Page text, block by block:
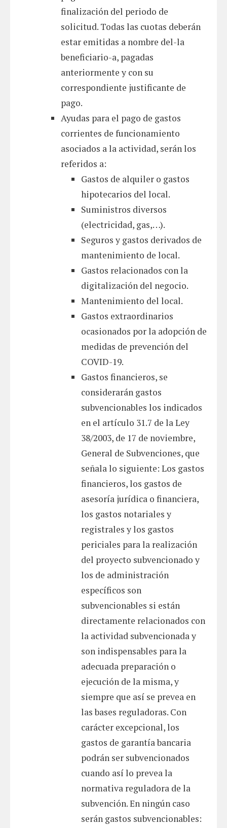
finalización del periodo de
solicitud. Todas las cuotas deberán
estar emitidas a nombre del-la
beneficiario-a, pagadas
anteriormente y con su
correspondiente justificante de
pago.
Ayudas para el pago de gastos
corrientes de funcionamiento
asociados a la actividad, serán los
referidos a:
Gastos de alquiler o gastos
hipotecarios del local.
Suministros diversos
(electricidad, gas,…).
Seguros y gastos derivados de
mantenimiento de local.
Gastos relacionados con la
digitalización del negocio.
Mantenimiento del local.
Gastos extraordinarios
ocasionados por la adopción de
medidas de prevención del
COVID-19.
Gastos financieros, se
considerarán gastos
subvencionables los indicados
en el artículo 31.7 de la Ley
38/2003, de 17 de noviembre,
General de Subvenciones, que
señala lo siguiente: Los gastos
financieros, los gastos de
asesoría jurídica o financiera,
los gastos notariales y
registrales y los gastos
periciales para la realización
del proyecto subvencionado y
los de administración
específicos son
subvencionables si están
directamente relacionados con
la actividad subvencionada y
son indispensables para la
adecuada preparación o
ejecución de la misma, y
siempre que así se prevea en
las bases reguladoras. Con
carácter excepcional, los
gastos de garantía bancaria
podrán ser subvencionados
cuando así lo prevea la
normativa reguladora de la
subvención. En ningún caso
serán gastos subvencionables: